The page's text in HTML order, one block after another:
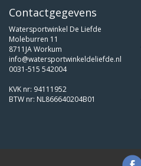
Contactgegevens
Watersportwinkel De Liefde
Moleburren 11
8711JA Workum
info@watersportwinkeldeliefde.nl
0031-515 542004
KVK nr: 94111952
BTW nr: NL866640204B01